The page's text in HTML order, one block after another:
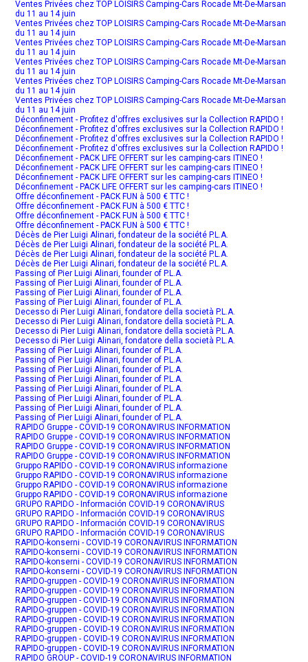
Ventes Privées chez TOP LOISIRS Camping-Cars Rocade Mt-De-Marsan
du 11 au 14 juin
Ventes Privées chez TOP LOISIRS Camping-Cars Rocade Mt-De-Marsan
du 11 au 14 juin
Ventes Privées chez TOP LOISIRS Camping-Cars Rocade Mt-De-Marsan
du 11 au 14 juin
Ventes Privées chez TOP LOISIRS Camping-Cars Rocade Mt-De-Marsan
du 11 au 14 juin
Ventes Privées chez TOP LOISIRS Camping-Cars Rocade Mt-De-Marsan
du 11 au 14 juin
Ventes Privées chez TOP LOISIRS Camping-Cars Rocade Mt-De-Marsan
du 11 au 14 juin
Déconfinement - Profitez d'offres exclusives sur la Collection RAPIDO !
Déconfinement - Profitez d'offres exclusives sur la Collection RAPIDO !
Déconfinement - Profitez d'offres exclusives sur la Collection RAPIDO !
Déconfinement - Profitez d'offres exclusives sur la Collection RAPIDO !
Déconfinement - PACK LIFE OFFERT sur les camping-cars ITINEO !
Déconfinement - PACK LIFE OFFERT sur les camping-cars ITINEO !
Déconfinement - PACK LIFE OFFERT sur les camping-cars ITINEO !
Déconfinement - PACK LIFE OFFERT sur les camping-cars ITINEO !
Offre déconfinement - PACK FUN à 500 € TTC !
Offre déconfinement - PACK FUN à 500 € TTC !
Offre déconfinement - PACK FUN à 500 € TTC !
Offre déconfinement - PACK FUN à 500 € TTC !
Décès de Pier Luigi Alinari, fondateur de la société P.L.A.
Décès de Pier Luigi Alinari, fondateur de la société P.L.A.
Décès de Pier Luigi Alinari, fondateur de la société P.L.A.
Décès de Pier Luigi Alinari, fondateur de la société P.L.A.
Passing of Pier Luigi Alinari, founder of P.L.A.
Passing of Pier Luigi Alinari, founder of P.L.A.
Passing of Pier Luigi Alinari, founder of P.L.A.
Passing of Pier Luigi Alinari, founder of P.L.A.
Decesso di Pier Luigi Alinari, fondatore della società P.L.A.
Decesso di Pier Luigi Alinari, fondatore della società P.L.A.
Decesso di Pier Luigi Alinari, fondatore della società P.L.A.
Decesso di Pier Luigi Alinari, fondatore della società P.L.A.
Passing of Pier Luigi Alinari, founder of P.L.A.
Passing of Pier Luigi Alinari, founder of P.L.A.
Passing of Pier Luigi Alinari, founder of P.L.A.
Passing of Pier Luigi Alinari, founder of P.L.A.
Passing of Pier Luigi Alinari, founder of P.L.A.
Passing of Pier Luigi Alinari, founder of P.L.A.
Passing of Pier Luigi Alinari, founder of P.L.A.
Passing of Pier Luigi Alinari, founder of P.L.A.
RAPIDO Gruppe - COVID-19 CORONAVIRUS INFORMATION
RAPIDO Gruppe - COVID-19 CORONAVIRUS INFORMATION
RAPIDO Gruppe - COVID-19 CORONAVIRUS INFORMATION
RAPIDO Gruppe - COVID-19 CORONAVIRUS INFORMATION
Gruppo RAPIDO - COVID-19 CORONAVIRUS informazione
Gruppo RAPIDO - COVID-19 CORONAVIRUS informazione
Gruppo RAPIDO - COVID-19 CORONAVIRUS informazione
Gruppo RAPIDO - COVID-19 CORONAVIRUS informazione
GRUPO RAPIDO - Información COVID-19 CORONAVIRUS
GRUPO RAPIDO - Información COVID-19 CORONAVIRUS
GRUPO RAPIDO - Información COVID-19 CORONAVIRUS
GRUPO RAPIDO - Información COVID-19 CORONAVIRUS
RAPIDO-konserni - COVID-19 CORONAVIRUS INFORMATION
RAPIDO-konserni - COVID-19 CORONAVIRUS INFORMATION
RAPIDO-konserni - COVID-19 CORONAVIRUS INFORMATION
RAPIDO-konserni - COVID-19 CORONAVIRUS INFORMATION
RAPIDO-gruppen - COVID-19 CORONAVIRUS INFORMATION
RAPIDO-gruppen - COVID-19 CORONAVIRUS INFORMATION
RAPIDO-gruppen - COVID-19 CORONAVIRUS INFORMATION
RAPIDO-gruppen - COVID-19 CORONAVIRUS INFORMATION
RAPIDO-gruppen - COVID-19 CORONAVIRUS INFORMATION
RAPIDO-gruppen - COVID-19 CORONAVIRUS INFORMATION
RAPIDO-gruppen - COVID-19 CORONAVIRUS INFORMATION
RAPIDO-gruppen - COVID-19 CORONAVIRUS INFORMATION
RAPIDO GROUP - COVID-19 CORONAVIRUS INFORMATION